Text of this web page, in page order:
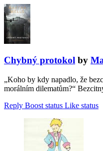
Chybný protokol by
„Koho by kdy napadlo, že
morálním dilematům?“
Reply Boost status Like status